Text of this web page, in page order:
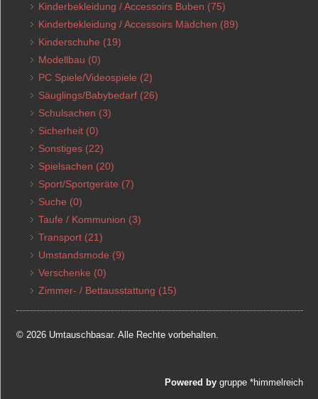
Kinderbekleidung / Accessoirs Buben (75)
Kinderbekleidung / Accessoirs Mädchen (89)
Kinderschuhe (19)
Modellbau (0)
PC Spiele/Videospiele (2)
Säuglings/Babybedarf (26)
Schulsachen (3)
Sicherheit (0)
Sonstiges (22)
Spielsachen (20)
Sport/Sportgeräte (7)
Suche (0)
Taufe / Kommunion (3)
Transport (21)
Umstandsmode (9)
Verschenke (0)
Zimmer- / Bettausstattung (15)
© 2026 Umtauschbasar. Alle Rechte vorbehalten.
Powered by gruppe *himmelreich